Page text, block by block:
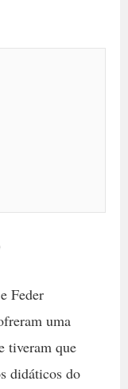
Feder
uma
tiveram que
didáticos do